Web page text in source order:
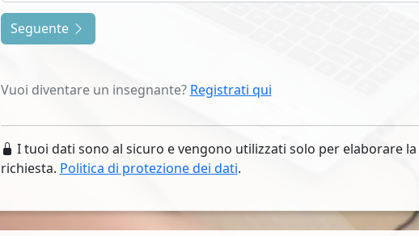
Seguente
Vuoi diventare un insegnante? Registrati qui
I tuoi dati sono al sicuro e vengono utilizzati solo per elaborare
richiesta. Politica di protezione dei dati.